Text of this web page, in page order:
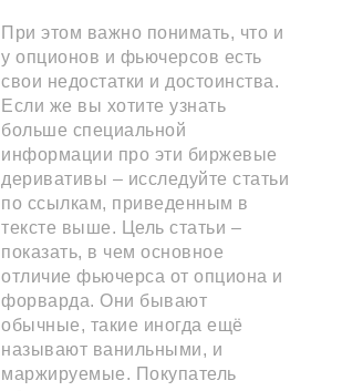
При этом важно понимать, что и
у опционов и фьючерсов есть
свои недостатки и достоинства.
Если же вы хотите узнать
больше специальной
информации про эти биржевые
деривативы – исследуйте статьи
по ссылкам, приведенным в
тексте выше. Цель статьи –
показать, в чем основное
отличие фьючерса от опциона и
форварда. Они бывают
обычные, такие иногда ещё
называют ванильными, и
маржируемые. Покупатель